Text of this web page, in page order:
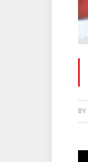
BY